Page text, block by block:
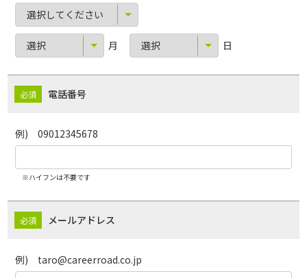
月 日
電話番号
例) 09012345678
※ハイフンは不要です
メールアドレス
例) taro@careerroad.co.jp